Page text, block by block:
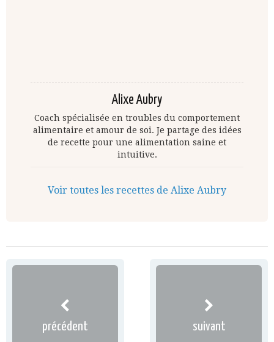
Alixe Aubry
Coach spécialisée en troubles du comportement
alimentaire et amour de soi. Je partage des idées
de recette pour une alimentation saine et
intuitive.
Voir toutes les recettes de Alixe Aubry
précédent suivant